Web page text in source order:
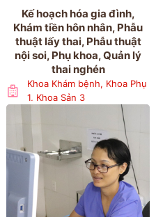
Kế hoạch hóa gia đình,
Khám tiền hôn nhân, Phẫu
thuật lấy thai, Phẫu thuật
nội soi, Phụ khoa, Quản lý
thai nghén
Khoa Khám bệnh, Khoa Phụ
1, Khoa Sản 3